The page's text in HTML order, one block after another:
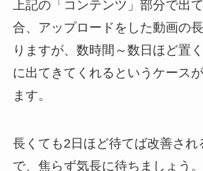
上記の「コンテンツ」部分で出
合、アップロードをした動画の
りますが、数時間～数日ほど置
に出てきてくれるというケース
ます。
長くても2日ほど待てば改善され
で、焦らず気長に待ちましょう。